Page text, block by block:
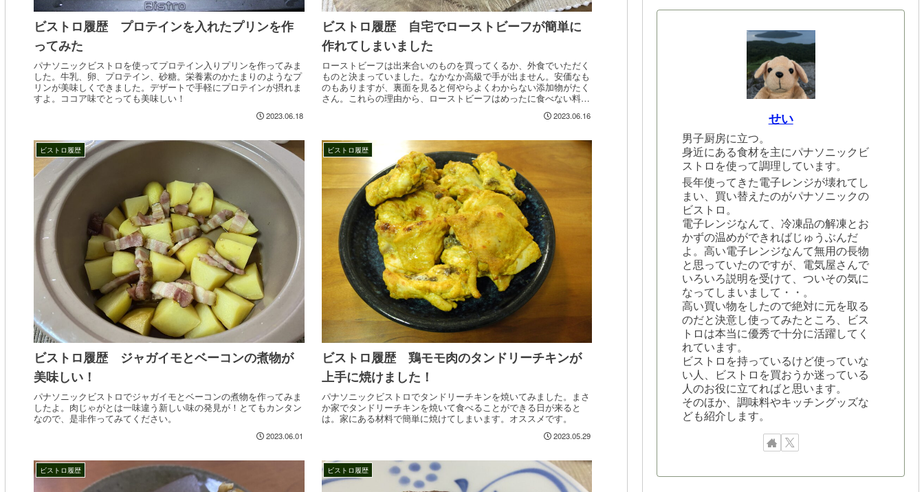
ビストロ履歴 プロテインを入れたプリンを作
ってみた
パナソニックビストロを使ってプロテイン入りプリンを作ってみま
した。牛乳、卵、プロテイン、砂糖。栄養素のかたまりのようなプ
リンが美味しくできました。デザートで手軽にプロテインが摂れま
すよ。ココア味でとっても美味しい！
2023.06.18
ビストロ履歴 自宅でローストビーフが簡単に
作れてしまいました
ローストビーフは出来合いのものを買ってくるか、外食でいただく
ものと決まっていました。なかなか高級で手が出ません。安価なも
のもありますが、裏面を見ると何やらよくわからない添加物がたく
さん。これらの理由から、ローストビーフはめったに食べない料理
2023.06.16
ビストロ履歴
ビストロ履歴 ジャガイモとベーコンの煮物が
美味しい！
パナソニックビストロでジャガイモとベーコンの煮物を作ってみま
したよ。肉じゃがとは一味違う新しい味の発見が！とてもカンタン
なので、是非作ってみてください。
2023.06.01
ビストロ履歴
ビストロ履歴 鶏モモ肉のタンドリーチキンが
上手に焼けました！
パナソニックビストロでタンドリーチキンを焼いてみました。まさ
か家でタンドリーチキンを焼いて食べることができる日が来ると
は。家にある材料で簡単に焼けてしまいます。オススメです。
2023.05.29
ビストロ履歴 ビストロ履歴
せい
男子厨房に立つ。
身近にある食材を主にパナソニックビ
ストロを使って調理しています。
長年使ってきた電子レンジが壊れてし
まい、買い替えたのがパナソニックの
ビストロ。
電子レンジなんて、冷凍品の解凍とお
かずの温めができればじゅうぶんだ
よ。高い電子レンジなんて無用の長物
と思っていたのですが、電気屋さんで
いろいろ説明を受けて、ついその気に
なってしまいまして・・。
高い買い物をしたので絶対に元を取る
のだと決意し使ってみたところ、ビス
トロは本当に優秀で十分に活躍してく
れています。
ビストロを持っているけど使っていな
い人、ビストロを買おうか迷っている
人のお役に立てればと思います。
そのほか、調味料やキッチングッズな
ども紹介します。